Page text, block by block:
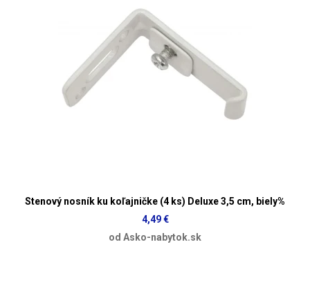
Stenový nosník ku koľajničke (4 ks) Deluxe 3,5 cm, biely%
4,49 €
od Asko-nabytok.sk